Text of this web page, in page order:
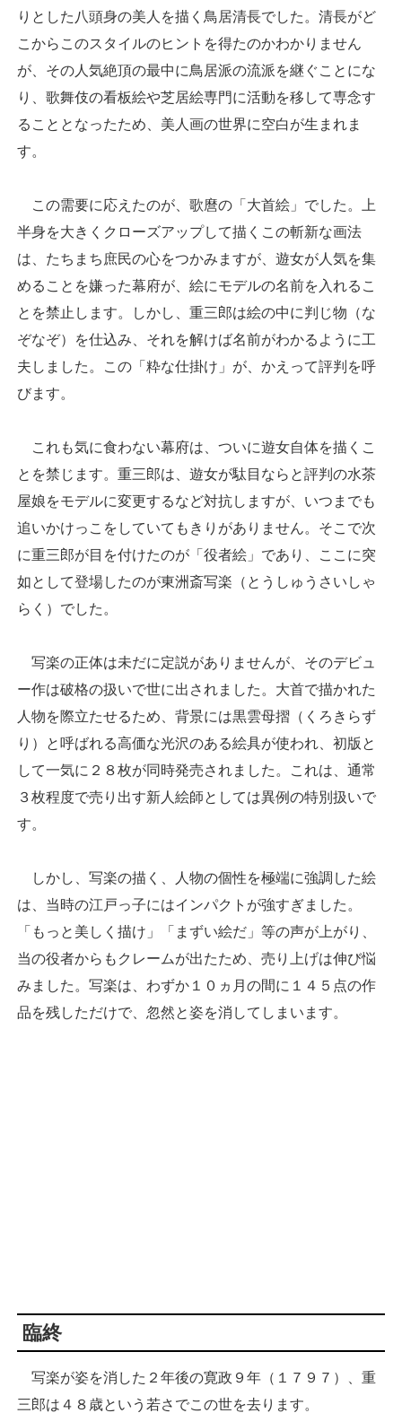
りとした八頭身の美人を描く鳥居清長でした。清長がど
こからこのスタイルのヒントを得たのかわかりません
が、その人気絶頂の最中に鳥居派の流派を継ぐことにな
り、歌舞伎の看板絵や芝居絵専門に活動を移して専念す
ることとなったため、美人画の世界に空白が生まれま
す。
この需要に応えたのが、歌麿の「大首絵」でした。上
半身を大きくクローズアップして描くこの斬新な画法
は、たちまち庶民の心をつかみますが、遊女が人気を集
めることを嫌った幕府が、絵にモデルの名前を入れるこ
とを禁止します。しかし、重三郎は絵の中に判じ物（な
ぞなぞ）を仕込み、それを解けば名前がわかるように工
夫しました。この「粋な仕掛け」が、かえって評判を呼
びます。
これも気に食わない幕府は、ついに遊女自体を描くこ
とを禁じます。重三郎は、遊女が駄目ならと評判の水茶
屋娘をモデルに変更するなど対抗しますが、いつまでも
追いかけっこをしていてもきりがありません。そこで次
に重三郎が目を付けたのが「役者絵」であり、ここに突
如として登場したのが東洲斎写楽（とうしゅうさいしゃ
らく）でした。
写楽の正体は未だに定説がありませんが、そのデビュ
ー作は破格の扱いで世に出されました。大首で描かれた
人物を際立たせるため、背景には黒雲母摺（くろきらず
り）と呼ばれる高価な光沢のある絵具が使われ、初版と
して一気に２８枚が同時発売されました。これは、通常
３枚程度で売り出す新人絵師としては異例の特別扱いで
す。
しかし、写楽の描く、人物の個性を極端に強調した絵
は、当時の江戸っ子にはインパクトが強すぎました。
「もっと美しく描け」「まずい絵だ」等の声が上がり、
当の役者からもクレームが出たため、売り上げは伸び悩
みました。写楽は、わずか１０ヵ月の間に１４５点の作
品を残しただけで、忽然と姿を消してしまいます。
臨終
写楽が姿を消した２年後の寛政９年（１７９７）、重
三郎は４８歳という若さでこの世を去ります。